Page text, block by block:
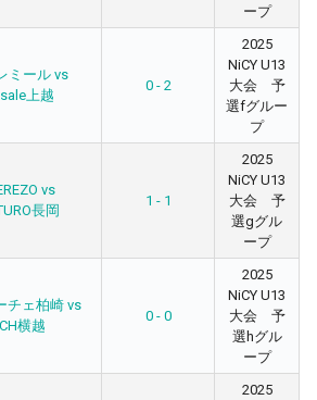
ープ
ミール vs
上越
0 - 2
2025
NiCY U13
大会 予
選fグルー
プ
vs
長岡
1 - 1
2025
NiCY U13
大会 予
選gグル
ープ
チェ柏崎 vs
横越
0 - 0
2025
NiCY U13
大会 予
選hグル
ープ
2025